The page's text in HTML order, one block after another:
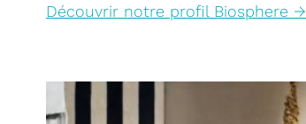
Découvrir notre profil Biosphere →